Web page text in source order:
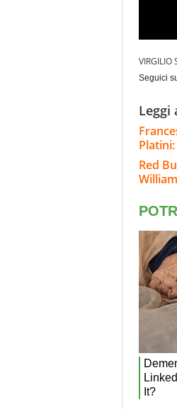
VIRGILIO
Seguici
Leggi
Red